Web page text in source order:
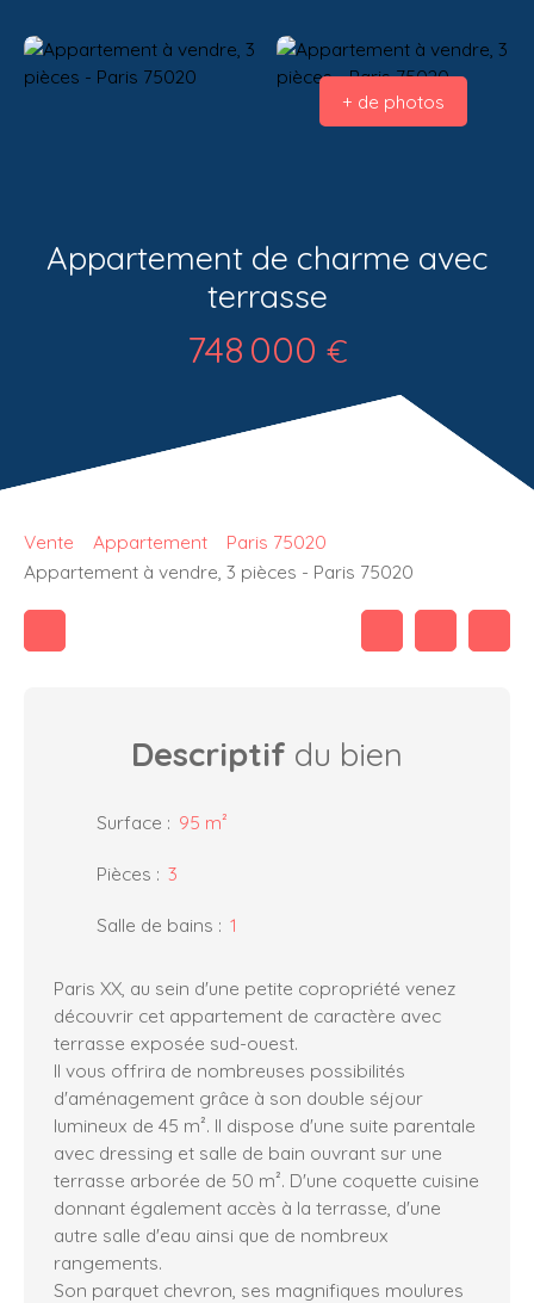
+ de photos
Appartement de charme avec
terrasse
748 000 €
Vente Appartement
Paris 75020
Appartement à vendre, 3 pièces - Paris 75020
Descriptif du bien
Surface : 95 m²
Pièces : 3
Salle de bains : 1
Paris XX, au sein d'une petite copropriété venez
découvrir cet appartement de caractère avec
terrasse exposée sud-ouest.
Il vous offrira de nombreuses possibilités
d'aménagement grâce à son double séjour
lumineux de 45 m². Il dispose d'une suite parentale
avec dressing et salle de bain ouvrant sur une
terrasse arborée de 50 m². D'une coquette cuisine
donnant également accès à la terrasse, d'une
autre salle d'eau ainsi que de nombreux
rangements.
Son parquet chevron, ses magnifiques moulures